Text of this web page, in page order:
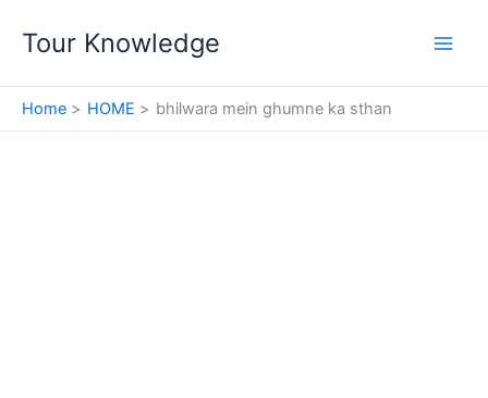
Tour Knowledge
Home HOME bhilwara mein ghumne ka sthan